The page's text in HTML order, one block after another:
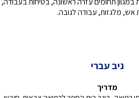
אש, מלגזות, עבודה לגובה.
ניב עברי
מדריך